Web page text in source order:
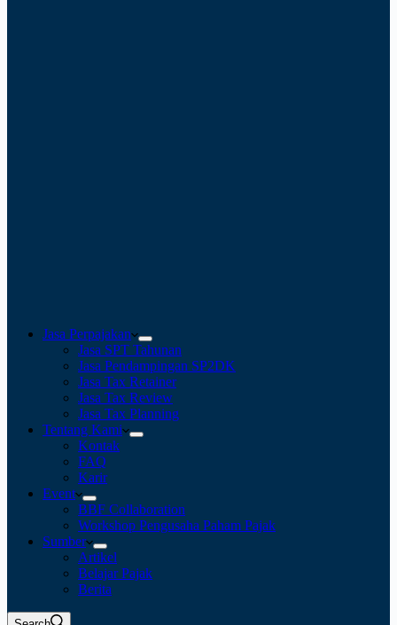
Jasa Perpajakan
Jasa SPT Tahunan
Jasa Pendampingan SP2DK
Jasa Tax Retainer
Jasa Tax Review
Jasa Tax Planning
Tentang Kami
Kontak
FAQ
Karir
Event
BBF Collaboration
Workshop Pengusaha Paham Pajak
Sumber
Artikel
Belajar Pajak
Berita